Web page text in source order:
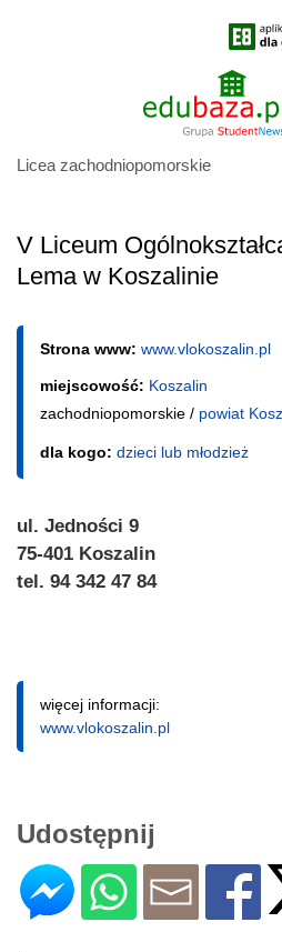
Licea zachodniopomorskie
V Liceum
Lema w Koszalinie
Strona www: www.vlokoszalin.pl
miejscowość: Koszalin
zachodniopomorskie / powiat
dla kogo: dzieci lub młodzież
ul. Jedności 9
75-401 Koszalin
tel. 94 342 47 84
więcej informacji:
www.vlokoszalin.pl
Udostępnij